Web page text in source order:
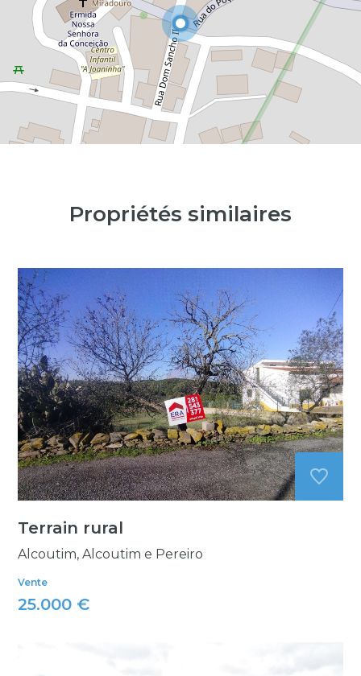
Propriétés similaires
Terrain rural
Alcoutim, Alcoutim e Pereiro
Vente
25.000 €